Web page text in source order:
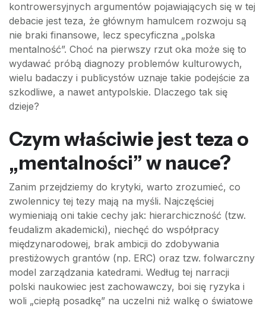
kontrowersyjnych argumentów pojawiających się w tej
debacie jest teza, że głównym hamulcem rozwoju są
nie braki finansowe, lecz specyficzna „polska
mentalność”. Choć na pierwszy rzut oka może się to
wydawać próbą diagnozy problemów kulturowych,
wielu badaczy i publicystów uznaje takie podejście za
szkodliwe, a nawet antypolskie. Dlaczego tak się
dzieje?
Czym właściwie jest teza o
„mentalności” w nauce?
Zanim przejdziemy do krytyki, warto zrozumieć, co
zwolennicy tej tezy mają na myśli. Najczęściej
wymieniają oni takie cechy jak: hierarchiczność (tzw.
feudalizm akademicki), niechęć do współpracy
międzynarodowej, brak ambicji do zdobywania
prestiżowych grantów (np. ERC) oraz tzw. folwarczny
model zarządzania katedrami. Według tej narracji
polski naukowiec jest zachowawczy, boi się ryzyka i
woli „ciepłą posadkę” na uczelni niż walkę o światowe